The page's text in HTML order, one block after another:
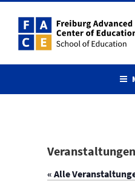
Inhalt
springen
Veranstaltungen
« Alle